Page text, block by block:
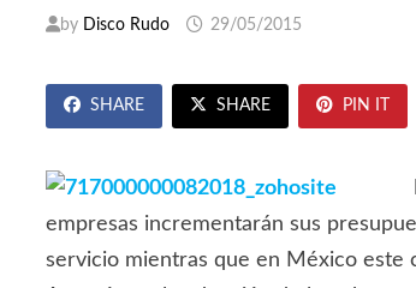
by Disco Rudo 29/05/2015
SHARE SHARE PIN IT
empresas incrementarán sus
servicio mientras que en México este